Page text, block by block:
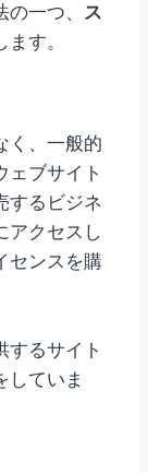
一つ、 ス
す。
く、一般的
ェブサイト
するビジネ
アクセスし
センスを購
るサイト
していま